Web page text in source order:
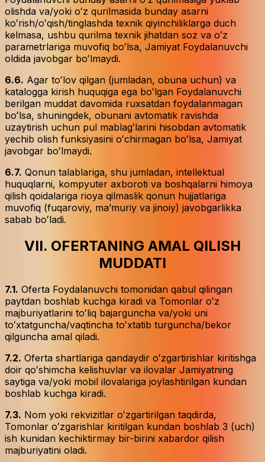
olishda va/yoki oʻz qurilmasida bunday asarni
koʻrish/oʻqish/tinglashda texnik qiyinchiliklarga duch
kelmasa, ushbu qurilma texnik jihatdan soz va oʻz
parametrlariga muvofiq boʻlsa, Jamiyat Foydalanuvchi
oldida javobgar boʻlmaydi.
6.6. Agar toʻlov qilgan (jumladan, obuna uchun) va
katalogga kirish huquqiga ega boʻlgan Foydalanuvchi
berilgan muddat davomida ruxsatdan foydalanmagan
boʻlsa, shuningdek, obunani avtomatik ravishda
uzaytirish uchun pul mablagʻlarini hisobdan avtomatik
yechib olish funksiyasini oʻchirmagan boʻlsa, Jamiyat
javobgar boʻlmaydi.
6.7. Qonun talablariga, shu jumladan, intellektual
huquqlarni, kompyuter axboroti va boshqalarni himoya
qilish qoidalariga rioya qilmaslik qonun hujjatlariga
muvofiq (fuqaroviy, maʼmuriy va jinoiy) javobgarlikka
sabab boʻladi.
VII. OFERTANING AMAL QILISH
MUDDATI
7.1. Oferta Foydalanuvchi tomonidan qabul qilingan
paytdan boshlab kuchga kiradi va Tomonlar oʻz
majburiyatlarini toʻliq bajarguncha va/yoki uni
toʻxtatguncha/vaqtincha toʻxtatib turguncha/bekor
qilguncha amal qiladi.
7.2. Oferta shartlariga qandaydir oʻzgartirishlar kiritishga
doir qoʻshimcha kelishuvlar va ilovalar Jamiyatning
saytiga va/yoki mobil ilovalariga joylashtirilgan kundan
boshlab kuchga kiradi.
7.3. Nom yoki rekvizitlar oʻzgartirilgan taqdirda,
Tomonlar oʻzgarishlar kiritilgan kundan boshlab 3 (uch)
ish kunidan kechiktirmay bir-birini xabardor qilish
majburiyatini oladi.